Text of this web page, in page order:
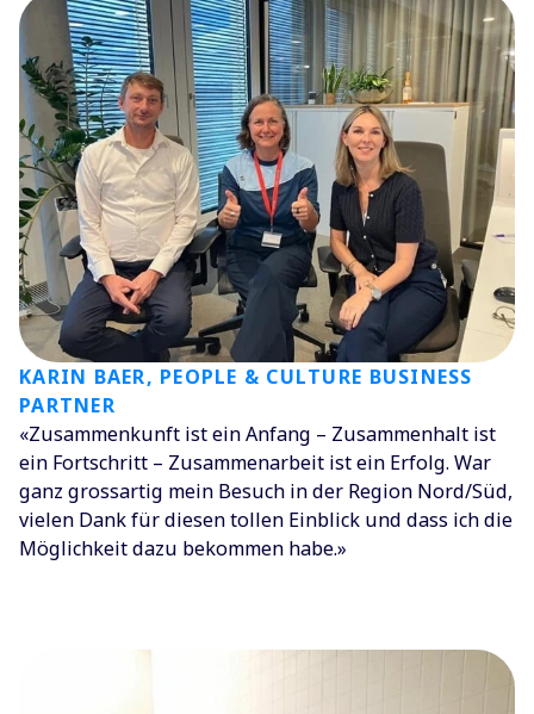
KARIN BAER, PEOPLE & CULTURE BUSINESS
PARTNER
«Zusammenkunft ist ein Anfang – Zusammenhalt ist
ein Fortschritt – Zusammenarbeit ist ein Erfolg. War
ganz grossartig mein Besuch in der Region Nord/Süd,
vielen Dank für diesen tollen Einblick und dass ich die
Möglichkeit dazu bekommen habe.»